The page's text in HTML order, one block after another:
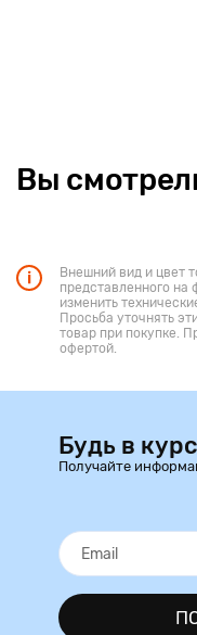
Вы
Внешний вид и цвет
представленного
изменить
Просьба уточнять
товар при покупке.
офертой.
Будь в
Получайте